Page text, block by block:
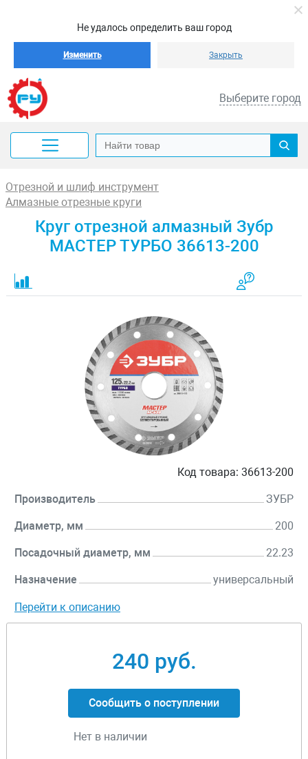
Не удалось определить ваш город
Изменить Закрыть
Выберите город
Отрезной и шлиф инструмент
Алмазные отрезные круги
Круг отрезной алмазный Зубр
МАСТЕР ТУРБО 36613-200
Код товара: 36613-200
Производитель ЗУБР
Диаметр, мм 200
Посадочный диаметр, мм 22.23
Назначение универсальный
Перейти к описанию
240 руб.
Сообщить о поступлении
Нет в наличии